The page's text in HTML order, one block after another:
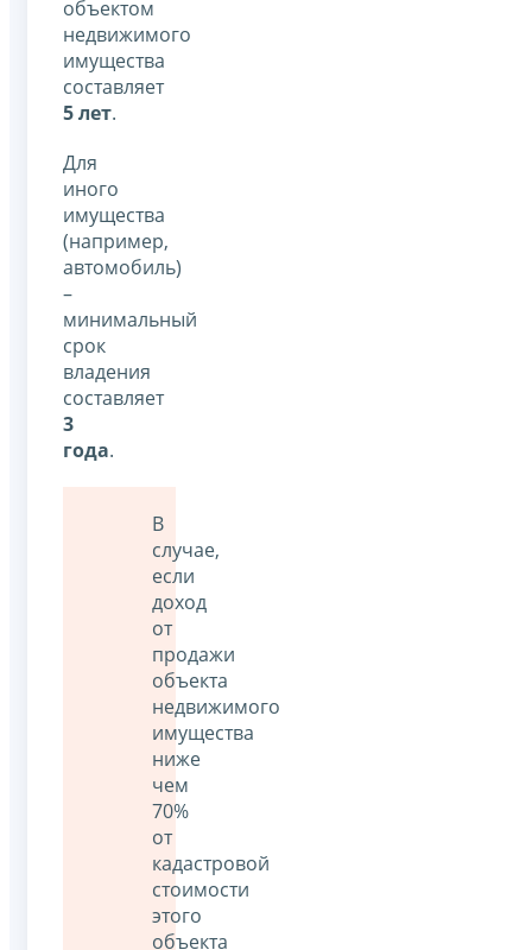
объектом
недвижимого
имущества
составляет
5 лет.
Для
иного
имущества
(например,
автомобиль)
–
минимальный
срок
владения
составляет
3
года.
В
случае,
если
доход
от
продажи
объекта
недвижимого
имущества
ниже
чем
70%
от
кадастровой
стоимости
этого
объекта